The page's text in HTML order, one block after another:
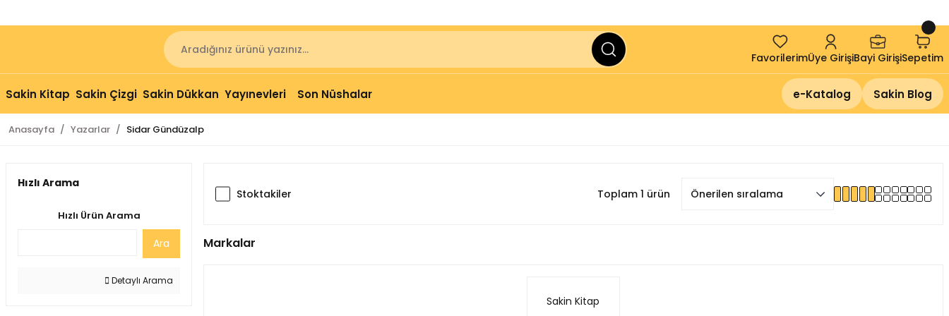
FavorilerimÜye GirişiBayi GirişiSepetim
Sakin Kitap Sakin Çizgi Sakin Dükkan Yayınevleri Son Nüshalar e-Katalog Sakin Blog
Anasayfa Yazarlar Sidar Gündüzalp
Hızlı Arama
Hızlı Ürün Arama
Ara
Detaylı Arama
Stoktakiler Toplam 1 ürün
Markalar
Sakin Kitap